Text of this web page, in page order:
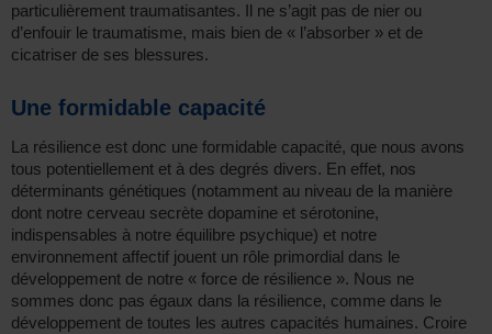
particulièrement traumatisantes. Il ne s’agit pas de nier ou
d’enfouir le traumatisme, mais bien de « l’absorber » et de
cicatriser de ses blessures.
Une formidable capacité
La résilience est donc une formidable capacité, que nous avons
tous potentiellement et à des degrés divers. En effet, nos
déterminants génétiques (notamment au niveau de la manière
dont notre cerveau secrète dopamine et sérotonine,
indispensables à notre équilibre psychique) et notre
environnement affectif jouent un rôle primordial dans le
développement de notre « force de résilience ». Nous ne
sommes donc pas égaux dans la résilience, comme dans le
développement de toutes les autres capacités humaines. Croire